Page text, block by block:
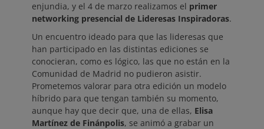
enjundia, y el 4 de marzo realizamos el primer
networking presencial de Lideresas Inspiradoras.
Un encuentro ideado para que las lideresas que
han participado en las distintas ediciones se
conocieran, como es lógico, las que no están en la
Comunidad de Madrid no pudieron asistir.
Prometemos valorar para otra edición un modelo
híbrido para que tengan también su momento,
aunque hay que decir que, una de ellas, Elisa
Martínez de Finánpolis, se animó a grabar un